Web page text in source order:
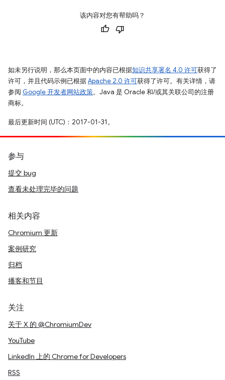
该内容对您有帮助吗？
如未另行说明，那么本页面中的内容已根据知识共享署名 4.0 许可获得了
许可，并且代码示例已根据Apache 2.0 许可获得了许可。有关详情，请
参阅 Google 开发者网站政策。Java 是 Oracle 和/或其关联公司的注册
商标。
最后更新时间 (UTC)：2017-01-31。
参与
提交 bug
查看未处理完毕的问题
相关内容
Chromium 更新
案例研究
归档
播客和节目
关注
关于 X 的 @ChromiumDev
YouTube
LinkedIn 上的 Chrome for Developers
RSS